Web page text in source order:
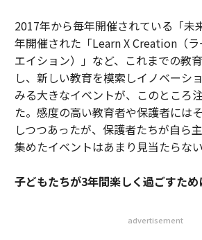
2017年から毎年開催されている「未
年開催された「Learn X Creation（ラ
エイション）」など、これまでの教
し、新しい教育を模索しイノベーシ
みる大きなイベントが、このところ
た。感度の高い教育者や保護者には
しつつあったが、保護者たちが自ら
集めたイベントはあまり見当たらない
子どもたちが3年間楽しく過ごすため
advertisement